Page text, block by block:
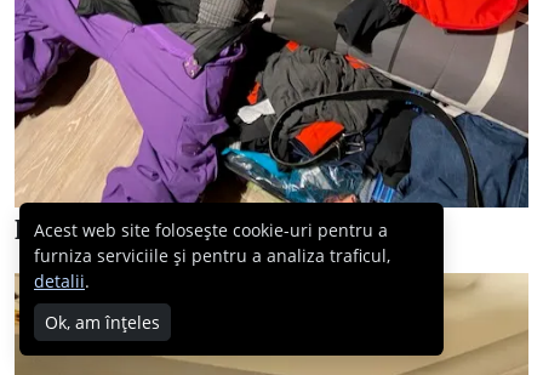
Dar apoi am luat-o din loc…
Acest web site folosește cookie-uri pentru a
furniza serviciile și pentru a analiza traficul,
detalii.
Ok, am înțeles